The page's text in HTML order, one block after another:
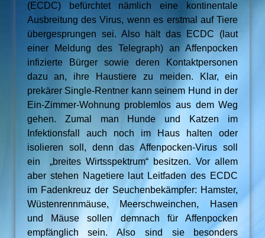
(ECDC) befürchtet nämlich eine kontinentale
Ausbreitung des Virus, wenn es erstmal auf Tiere
übergesprungen sei. Also hält das ECDC (laut
einer Meldung des Telegraph) an Affenpocken
infizierte Bürger sowie deren Kontaktpersonen
dazu an, ihre Haustiere zu meiden. Klar, ein
prekärer Single-Rentner kann seinem Hund in der
Ein-Zimmer-Wohnung problemlos aus dem Weg
gehen. Zumal man Hunde und Katzen im
Infektionsfall auch noch im Haus halten oder
isolieren soll, denn das Affenpocken-Virus soll
ein „breites Wirtsspektrum“ besitzen. Vor allem
aber stehen Nagetiere laut Leitfaden des ECDC
im Fadenkreuz der Seuchenbekämpfer: Hamster,
Wüstenrennmäuse, Meerschweinchen, Hasen
und Mäuse sollen demnach für Affenpocken
empfänglich sein. Also sind sie besonders